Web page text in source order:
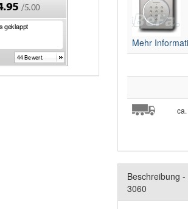
Mehr
Beschreibung
3060